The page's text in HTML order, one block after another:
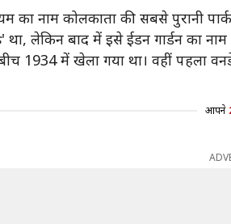
का नाम कोलकाता की सबसे पुरानी
' था, लेकिन बाद में इसे ईडन गार्डन का नाम
1934 में खेला गया था। वहीं पहला
आपने